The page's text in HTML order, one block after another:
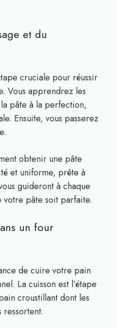
et du
cruciale pour réussir
Vous apprendrez les
pâte à la perfection,
Ensuite, vous passerez
obtenir une pâte
et uniforme, prête à
guideront à chaque
votre pâte soit parfaite.
un four
de cuire votre pain
La cuisson est l’étape
croustillant dont les
ressortent.